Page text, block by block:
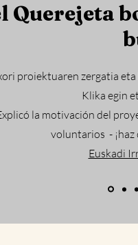
Querejeta
proiektuaren zergatia
Klika egin
la motivación del
voluntarios - ¡haz
Euskadi